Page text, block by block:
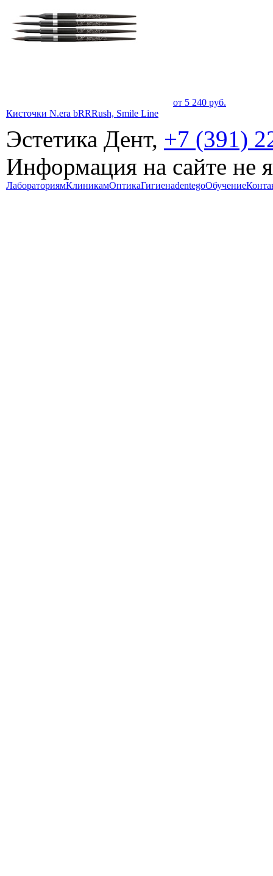
от 5 240 руб.
Кисточки N.era bRRRush, Smile Line
Эстетика Дент, +7 (391)
Информация на сайте не
ЛабораториямКлиникамОптикаГигиенаdentegoОбучение